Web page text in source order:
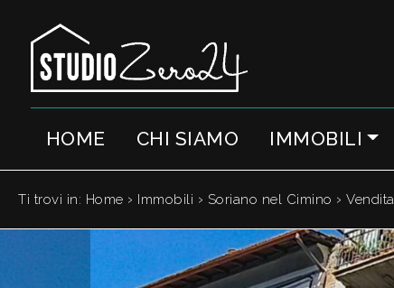
HOME CHI SIAMO IMMOBILI
Ti trovi in: Home › Immobili › Soriano nel Cimino › Vendita
HOME
CHI
SIAMO
Codice
Contratto